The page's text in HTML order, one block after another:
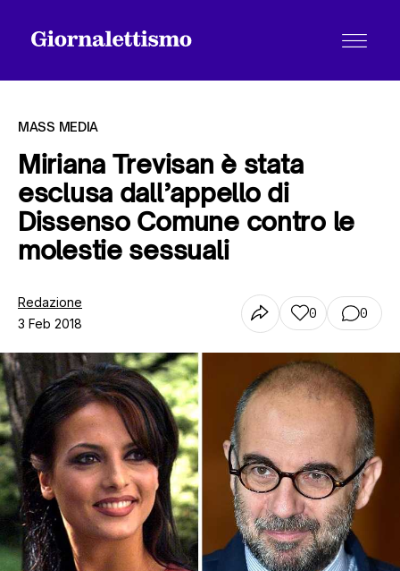
Tutti gli articoli
MASS MEDIA
Miriana Trevisan è stata
esclusa dall’appello di
Dissenso Comune contro le
molestie sessuali
Redazione
3 Feb 2018
0 0